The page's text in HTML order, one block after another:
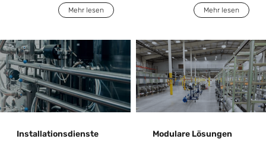
manufacturing
environments. Acting as
partner, Exentec takes
responsibility from
engineering and system
design through
installation,
commissioning, and
operational readiness.
Mehr lesen
Fertigungsumgebungen.
sichere,
vorschriftsmäßige und
zuverlässige Absaugung
und Aufbereitung von
Prozessemissionen aus
Abscheidungs-, Ätz- und
Diffusionsprozessen.
Mehr lesen
Installationsdienste Modulare Lösungen